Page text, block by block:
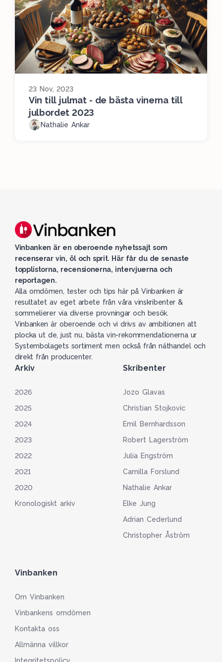
23 Nov, 2023
Vin till julmat - de bästa vinerna till
julbordet 2023
Nathalie Ankar
Vinbanken är en oberoende nyhetssajt som
recenserar vin, öl och sprit. Här får du de senaste
topplistorna, recensionerna, intervjuerna och
reportagen.
Alla omdömen, tester och tips här på Vinbanken är
resultatet av eget arbete från våra vinskribenter &
sommelierer via diverse provningar och besök.
Vinbanken är oberoende och vi drivs av ambitionen att
plocka ut de, just nu, bästa vin-rekommendationerna ur
Systembolagets sortiment men också från näthandel och
direkt från producenter.
Arkiv
2026
2025
2024
2023
2022
2021
2020
Kronologiskt arkiv
Skribenter
Jozo Glavas
Christian Stojkovic
Emil Bernhardsson
Robert Lagerström
Julia Engström
Camilla Forslund
Nathalie Ankar
Elke Jung
Adrian Cederlund
Christopher Åström
Vinbanken
Om Vinbanken
Vinbankens omdömen
Kontakta oss
Allmänna villkor